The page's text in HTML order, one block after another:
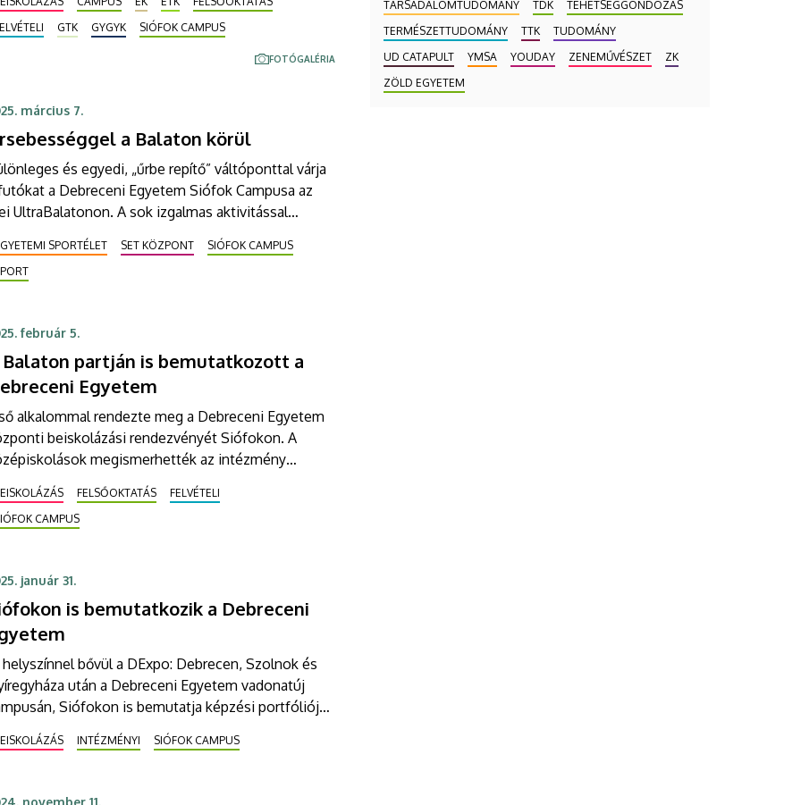
a Gyermeknevelési és Gyógypedagógiai Kar
Siófokon meghirdetett képzésekre. A karok
a napokban a helyszínen segítették a
GTK GYGYK SIÓFOK CAMPUS
FOTÓGALÉRIA
március 7.
a Balaton körül
és egyedi, „űrbe repítő” váltóponttal várja
a Debreceni Egyetem Siófok Campusa az
UltraBalatonon. A sok izgalmas aktivitással
állandó orvosi ellátást és masszázst is
majd a viadal résztvevőinek.
SPORTÉLET SET KÖZPONT
SIÓFOK CAMPUS
február 5.
Balaton partján is bemutatkozott a
Egyetem
alkalommal rendezte meg a Debreceni Egyetem
beiskolázási rendezvényét Siófokon. A
megismerhették az intézmény
a Balaton partján induló szakokat. A DE
kara tizenegy szakon kínál alap- és
FELSŐOKTATÁS
FELVÉTELI
CAMPUS
január 31.
is bemutatkozik a Debreceni
helyszínnel bővül a DExpo: Debrecen, Szolnok és
után a Debreceni Egyetem vadonatúj
Siófokon is bemutatja képzési portfólióját,
4-én, kedden a leendő hallgatók első kézből
INTÉZMÉNYI SIÓFOK CAMPUS
november 11.
TÁRSADALOMTUDOMÁNY
TDK
TEHETSÉGGONDOZÁS
TERMÉSZETTUDOMÁNY
TTK
TUDOMÁNY
UD CATAPULT
YMSA YOUDAY ZENEMŰVÉSZET
ZK
ZÖLD EGYETEM